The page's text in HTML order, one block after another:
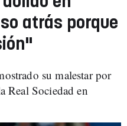
atrás porque
su malestar por
Real Sociedad en